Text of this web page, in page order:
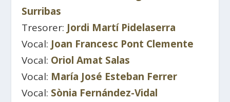
Surribas
Tresorer: Jordi Martí Pidelaserra
Vocal: Joan Francesc Pont Clemente
Vocal: Oriol Amat Salas
Vocal: María José Esteban Ferrer
Vocal: Sònia Fernández-Vidal